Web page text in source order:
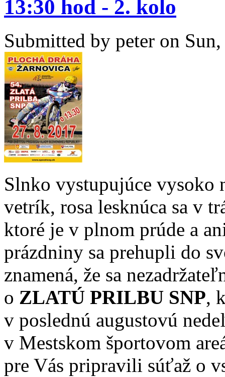
13:30 hod - 2. kolo
Submitted by peter on
Slnko vystupujúce vysoko
vetrík, rosa lesknúca sa v
ktoré je v plnom prúde a
prázdniny sa prehupli do
znamená, že sa
o ZLATÚ PRILBU SNP,
v poslednú augustovú
v Mestskom športovom
pre Vás pripravili súťaž o